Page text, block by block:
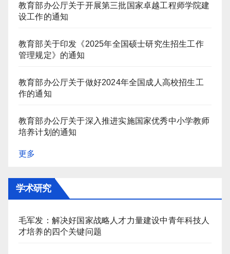
教育部办公厅关于开展第三批国家卓越工程师学院建
设工作的通知
教育部关于印发《2025年全国硕士研究生招生工作
管理规定》的通知
教育部办公厅关于做好2024年全国成人高校招生工
作的通知
教育部办公厅关于深入推进实施国家优秀中小学教师
培养计划的通知
更多
学术研究
毛军发：解决好国家战略人才力量建设中青年科技人
才培养的四个关键问题